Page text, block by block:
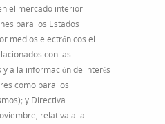
el mercado interior
para los Estados
medios electrónicos el
con las
a la información de interés
como para los
y Directiva
relativa a la